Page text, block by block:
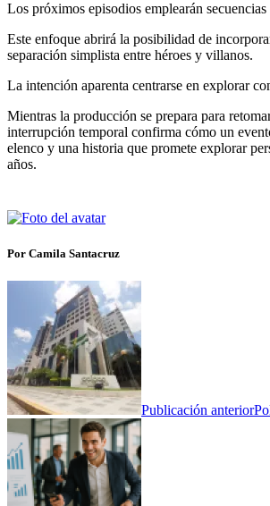
Los próximos episodios emplearán
Este enfoque abrirá la posibilidad de
separación simplista entre héroes y villanos.
La intención aparenta centrarse en explorar
Mientras la producción se prepara para
interrupción temporal confirma cómo un
elenco y una historia que promete explorar
años.
Por Camila Santacruz
Publicación anterior